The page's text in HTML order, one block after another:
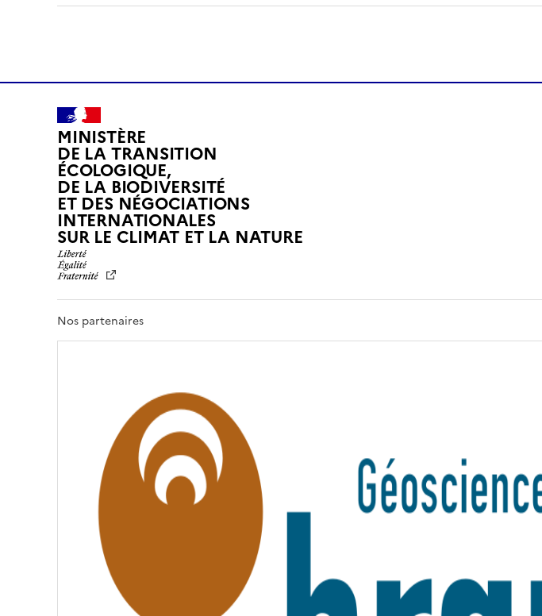
MINISTÈRE
DE LA TRANSITION
ÉCOLOGIQUE,
DE LA BIODIVERSITÉ
ET DES NÉGOCIATIONS
INTERNATIONALES
SUR LE CLIMAT ET LA NATUREL
R
É
R
R
N
Nos partenaires